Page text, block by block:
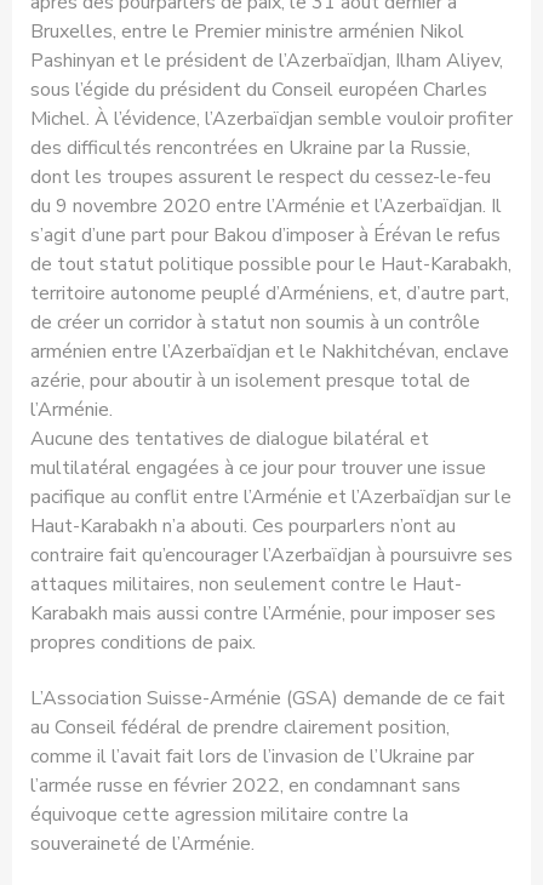
Bruxelles, entre le Premier ministre arménien Nikol
Pashinyan et le président de l’Azerbaïdjan, Ilham Aliyev,
sous l’égide du président du Conseil européen Charles
Michel. À l’évidence, l’Azerbaïdjan semble vouloir profiter
des difficultés rencontrées en Ukraine par la Russie,
dont les troupes assurent le respect du cessez-le-feu
du 9 novembre 2020 entre l’Arménie et l’Azerbaïdjan. Il
s’agit d’une part pour Bakou d’imposer à Érévan le refus
de tout statut politique possible pour le Haut-Karabakh,
territoire autonome peuplé d’Arméniens, et, d’autre part,
de créer un corridor à statut non soumis à un contrôle
arménien entre l’Azerbaïdjan et le Nakhitchévan, enclave
azérie, pour aboutir à un isolement presque total de
l’Arménie.
Aucune des tentatives de dialogue bilatéral et
multilatéral engagées à ce jour pour trouver une issue
pacifique au conflit entre l’Arménie et l’Azerbaïdjan sur le
Haut-Karabakh n’a abouti. Ces pourparlers n’ont au
contraire fait qu’encourager l’Azerbaïdjan à poursuivre ses
attaques militaires, non seulement contre le Haut-
Karabakh mais aussi contre l’Arménie, pour imposer ses
propres conditions de paix.
L’Association Suisse-Arménie (GSA) demande de ce fait
au Conseil fédéral de prendre clairement position,
comme il l’avait fait lors de l’invasion de l’Ukraine par
l’armée russe en février 2022, en condamnant sans
équivoque cette agression militaire contre la
souveraineté de l’Arménie.